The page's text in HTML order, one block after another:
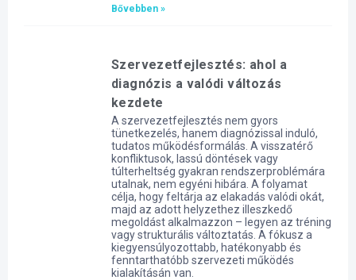
Bővebben »
Szervezetfejlesztés: ahol a
diagnózis a valódi változás
kezdete
A szervezetfejlesztés nem gyors
tünetkezelés, hanem diagnózissal induló,
tudatos működésformálás. A visszatérő
konfliktusok, lassú döntések vagy
túlterheltség gyakran rendszerproblémára
utalnak, nem egyéni hibára. A folyamat
célja, hogy feltárja az elakadás valódi okát,
majd az adott helyzethez illeszkedő
megoldást alkalmazzon – legyen az tréning
vagy strukturális változtatás. A fókusz a
kiegyensúlyozottabb, hatékonyabb és
fenntarthatóbb szervezeti működés
kialakításán van.